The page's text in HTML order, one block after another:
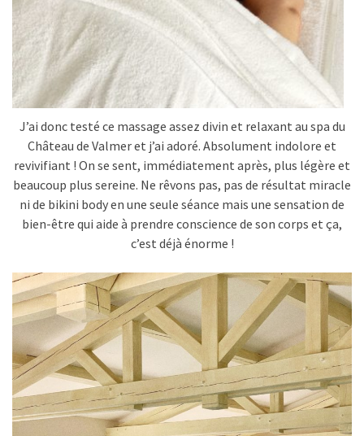
J’ai donc testé ce massage assez divin et relaxant au spa du
Château de Valmer et j’ai adoré. Absolument indolore et
revivifiant ! On se sent, immédiatement après, plus légère et
beaucoup plus sereine. Ne rêvons pas, pas de résultat miracle
ni de bikini body en une seule séance mais une sensation de
bien-être qui aide à prendre conscience de son corps et ça,
c’est déjà énorme !